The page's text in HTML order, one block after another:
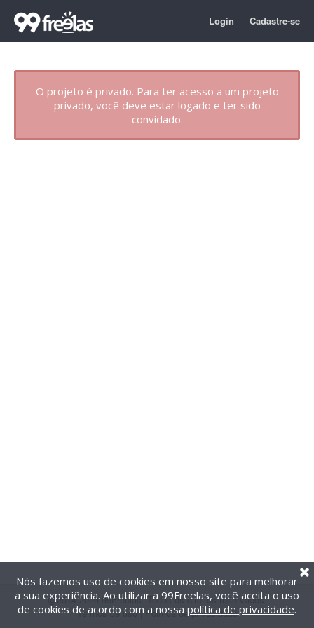
Login Cadastre-se
O projeto é privado. Para ter acesso a um projeto
privado, você deve estar logado e ter sido
convidado.
@2014-2026 99Freelas. Todos os direitos reservados.
Termos de uso| Política de privacidade
Nós fazemos uso de cookies em nosso site para melhorar
a sua experiência. Ao utilizar a 99Freelas, você aceita o uso
de cookies de acordo com a nossa política de privacidade.